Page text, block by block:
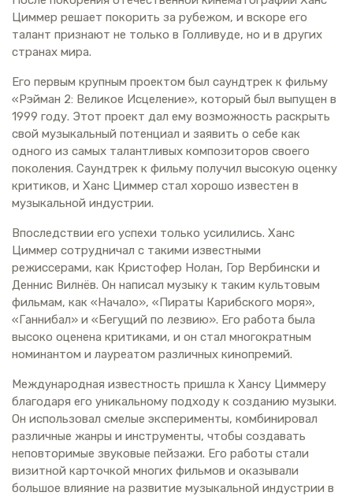
Циммер решает покорить за рубежом, и вскоре его
талант признают не только в Голливуде, но и в других
странах мира.
Его первым крупным проектом был саундтрек к фильму
«Рэйман 2: Великое Исцеление», который был выпущен в
1999 году. Этот проект дал ему возможность раскрыть
свой музыкальный потенциал и заявить о себе как
одного из самых талантливых композиторов своего
поколения. Саундтрек к фильму получил высокую оценку
критиков, и Ханс Циммер стал хорошо известен в
музыкальной индустрии.
Впоследствии его успехи только усилились. Ханс
Циммер сотрудничал с такими известными
режиссерами, как Кристофер Нолан, Гор Вербински и
Деннис Вилнёв. Он написал музыку к таким культовым
фильмам, как «Начало», «Пираты Карибского моря»,
«Ганнибал» и «Бегущий по лезвию». Его работа была
высоко оценена критиками, и он стал многократным
номинантом и лауреатом различных кинопремий.
Международная известность пришла к Хансу Циммеру
благодаря его уникальному подходу к созданию музыки.
Он использовал смелые эксперименты, комбинировал
различные жанры и инструменты, чтобы создавать
неповторимые звуковые пейзажи. Его работы стали
визитной карточкой многих фильмов и оказывали
большое влияние на развитие музыкальной индустрии в